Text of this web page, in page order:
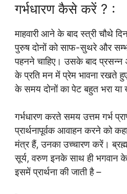
गर्भधारण कैसे करें ? :
माहवारी आने के बाद स्त्री चौथे
पुरुष दोनों को साफ-सुथरे और
पहनने चाहिए। उसके बाद
के प्रति मन में प्रेम भावना रखते
के समय दोनों का पेट बहुत भरा या
गर्भधारण करते समय उत्तम गर्भ
प्रार्थनापूर्वक आवाहन करने को
मंत्र हैं, उनका उच्चारण करें।
सूर्य, वरुण इनके साथ ही भगवान के
इसमें प्रार्थना की जाती है –